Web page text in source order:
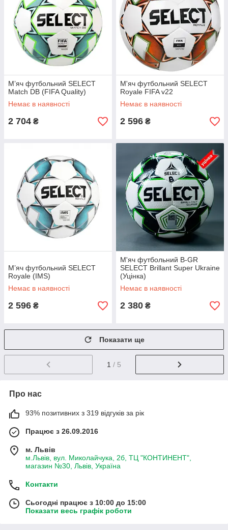
М’яч футбольний SELECT
Match DB (FIFA Quality)
Немає в наявності
2 704 ₴
М'яч футбольний SELECT
Royale FIFA v22
Немає в наявності
2 596 ₴
М’яч футбольний SELECT
Royale (IMS)
Немає в наявності
2 596 ₴
М'яч футбольний B-GR
SELECT Brillant Super Ukraine
(Уцінка)
Немає в наявності
2 380 ₴
Показати ще
1 / 5
Про нас
93% позитивних з 319 відгуків за рік
Працює з 26.09.2016
м. Львів
м.Львів, вул. Миколайчука, 2б, ТЦ "КОНТИНЕНТ",
магазин №30, Львів, Україна
Контакти
Сьогодні працює з 10:00 до 15:00
Показати весь графік роботи